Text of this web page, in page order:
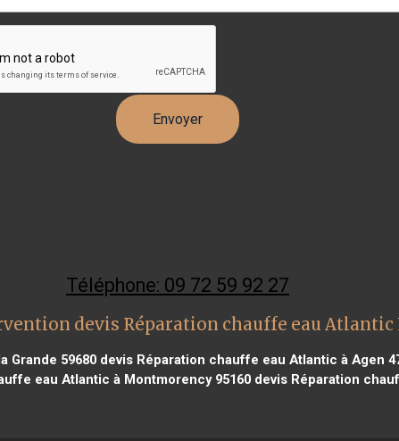
Téléphone: 09 72 59 92 27
devis Réparation chauffe eau Atlantic
Grande 59680 devis Réparation chauffe eau Atlantic à Agen
eau Atlantic à Montmorency 95160devis Réparation